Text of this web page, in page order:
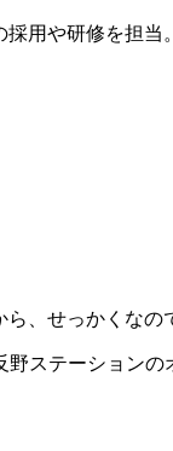
用や研修を担当。
、せっかくなの
ステーション